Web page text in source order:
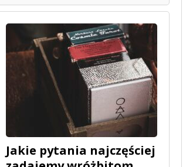
Jakie pytania najczęściej